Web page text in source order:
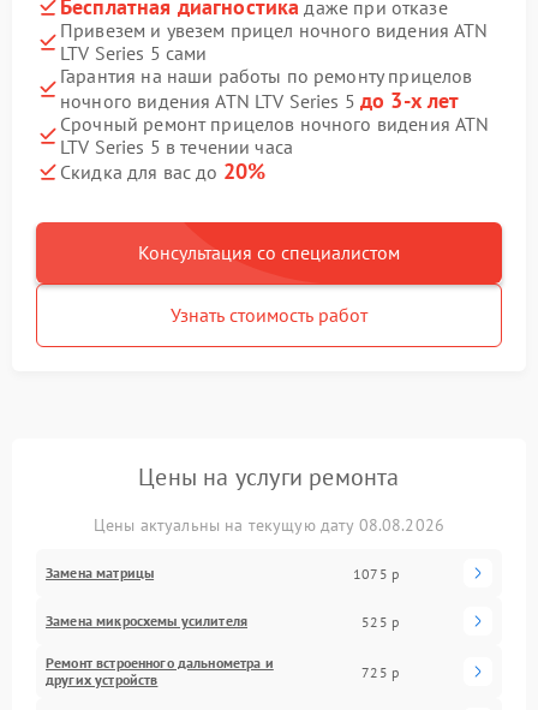
Бесплатная диагностика даже при отказе
Привезем и увезем прицел ночного видения ATN
LTV Series 5 сами
Гарантия на наши работы по ремонту прицелов
ночного видения ATN LTV Series 5 до 3-х лет
Срочный ремонт прицелов ночного видения ATN
LTV Series 5 в течении часа
Скидка для вас до 20%
Консультация со специалистом
Узнать стоимость работ
Цены на услуги ремонта
Цены актуальны на текущую дату 08.08.2026
Замена матрицы 1075 р
Замена микросхемы усилителя 525 р
Ремонт встроенного дальнометра и
других устройств
725 р